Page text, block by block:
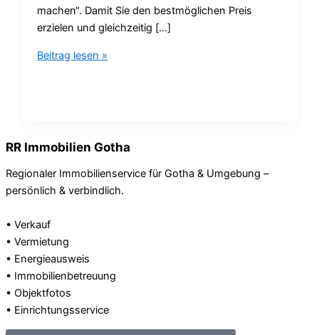
machen“. Damit Sie den bestmöglichen Preis
erzielen und gleichzeitig […]
Beitrag lesen »
RR Immobilien Gotha
Regionaler Immobilienservice für Gotha & Umgebung –
persönlich & verbindlich.
• Verkauf
• Vermietung
• Energieausweis
• Immobilienbetreuung
• Objektfotos
• Einrichtungsservice